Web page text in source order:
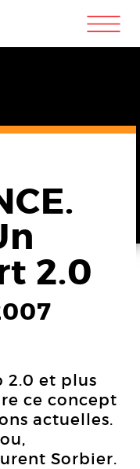
m
2.0
2.0 et plus
ce concept
actuelles.
Sorbier.